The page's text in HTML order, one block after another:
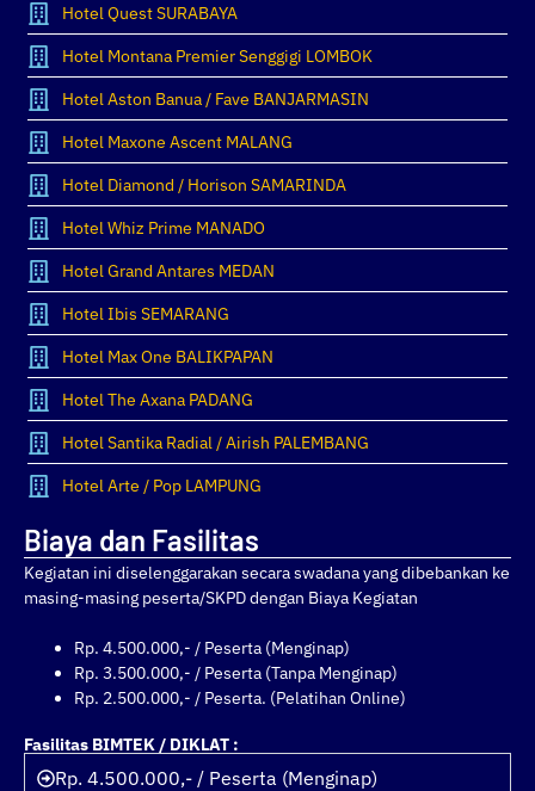
Hotel Quest SURABAYA
Hotel Montana Premier Senggigi LOMBOK
Hotel Aston Banua / Fave BANJARMASIN
Hotel Maxone Ascent MALANG
Hotel Diamond / Horison SAMARINDA
Hotel Whiz Prime MANADO
Hotel Grand Antares MEDAN
Hotel Ibis SEMARANG
Hotel Max One BALIKPAPAN
Hotel The Axana PADANG
Hotel Santika Radial / Airish PALEMBANG
Hotel Arte / Pop LAMPUNG
Biaya dan Fasilitas
Kegiatan ini diselenggarakan secara swadana yang dibebankan ke
masing-masing peserta/SKPD dengan Biaya Kegiatan
Rp. 4.500.000,- / Peserta (Menginap)
Rp. 3.500.000,- / Peserta (Tanpa Menginap)
Rp. 2.500.000,- / Peserta. (Pelatihan Online)
Fasilitas BIMTEK / DIKLAT :
Rp. 4.500.000,- / Peserta (Menginap)